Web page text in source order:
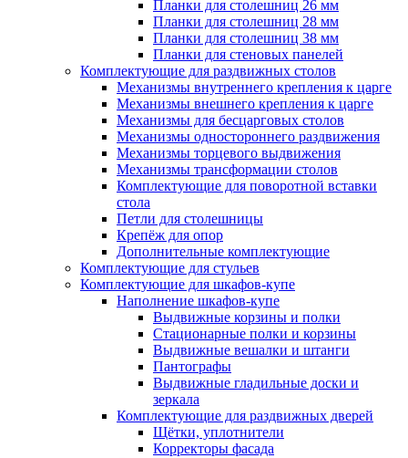
Планки для столешниц 26 мм
Планки для столешниц 28 мм
Планки для столешниц 38 мм
Планки для стеновых панелей
Комплектующие для раздвижных столов
Механизмы внутреннего крепления к царге
Механизмы внешнего крепления к царге
Механизмы для бесцарговых столов
Механизмы одностороннего раздвижения
Механизмы торцевого выдвижения
Механизмы трансформации столов
Комплектующие для поворотной вставки
стола
Петли для столешницы
Крепёж для опор
Дополнительные комплектующие
Комплектующие для стульев
Комплектующие для шкафов-купе
Наполнение шкафов-купе
Выдвижные корзины и полки
Стационарные полки и корзины
Выдвижные вешалки и штанги
Пантографы
Выдвижные гладильные доски и
зеркала
Комплектующие для раздвижных дверей
Щётки, уплотнители
Корректоры фасада